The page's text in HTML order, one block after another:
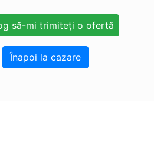
Înapoi la cazare